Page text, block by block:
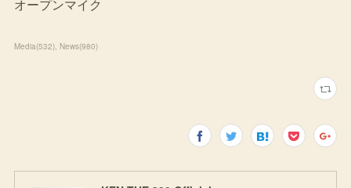
オープンマイク
Media(532) News(980)